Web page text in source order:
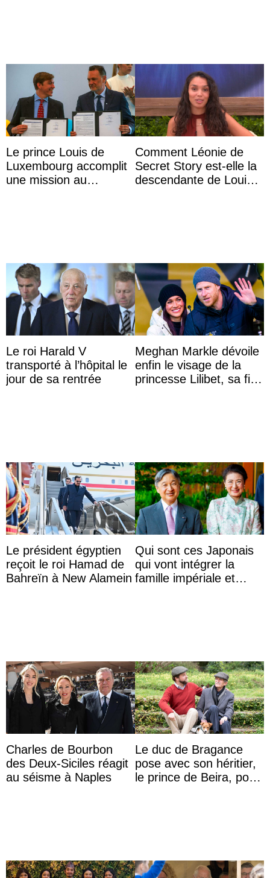
Le prince Louis de
Luxembourg accomplit
une mission au
Comment Léonie de
Secret Story est-elle la
descendante de Louis
Le roi Harald V
transporté à l’hôpital le
jour de sa rentrée
Meghan Markle dévoile
enfin le visage de la
princesse Lilibet, sa fille
Le président égyptien
reçoit le roi Hamad de
Bahreïn à New Alamein
Qui sont ces Japonais
qui vont intégrer la
famille impériale et
Charles de Bourbon
des Deux-Siciles réagit
au séisme à Naples
Le duc de Bragance
pose avec son héritier,
le prince de Beira, pour